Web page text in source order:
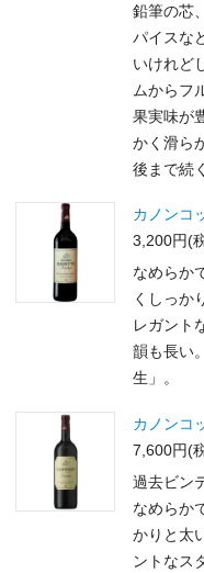
鉛筆の芯
パイスな
いけれど
ムからフ
果実味が
かく滑ら
後まで続
カノンコ
3,200円(
なめらか
くしっか
レガント
韻も長い
カノンコ
7,600円(
過去ビン
なめらか
かりと太
ントなス